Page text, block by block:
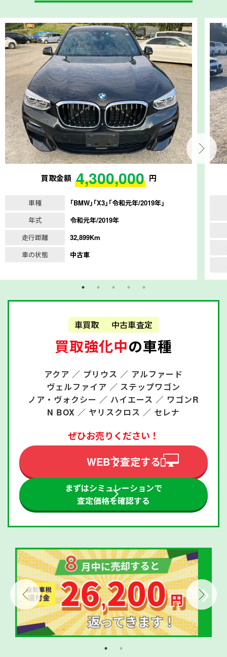
買取金額 4,300,000 円
車種
｢BMW｣｢X3｣｢令和元年/2019年｣
年式
令和元年/2019年
走行距離
32,899Km
車の状態
中古車
車買取 中古車査定
買取強化中の車種
アクア ／ プリウス ／ アルファード
ヴェルファイア ／ ステップワゴン
ノア・ヴォクシー ／ ハイエース ／ ワゴンR
N BOX ／ ヤリスクロス ／ セレナ
ぜひお売りください！
WEBで査定する
まずはシミュレーションで
査定価格を確認する